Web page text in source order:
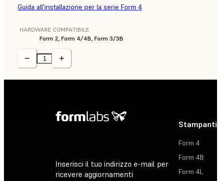
Guida all'installazione per la serie Form 4
HARDWARE COMPATIBILE
Form 2, Form 4/4B, Form 3/3B
Inserisci il tuo indirizzo e-mail per
ricevere aggiornamenti
Stampanti
Form 4
Form 4B
Form 4L